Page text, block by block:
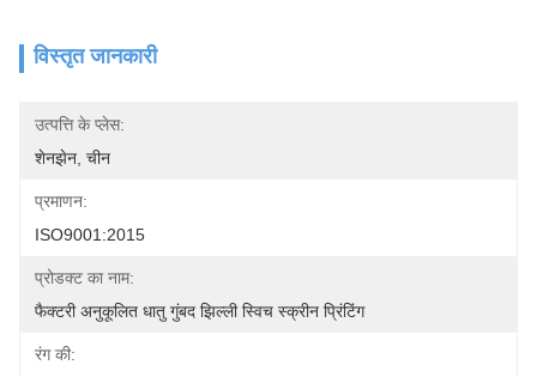
विस्तृत जानकारी
उत्पत्ति के प्लेस:
शेनझेन, चीन
प्रमाणन:
ISO9001:2015
प्रोडक्ट का नाम:
फैक्टरी अनुकूलित धातु गुंबद झिल्ली स्विच स्क्रीन प्रिंटिंग
रंग की: